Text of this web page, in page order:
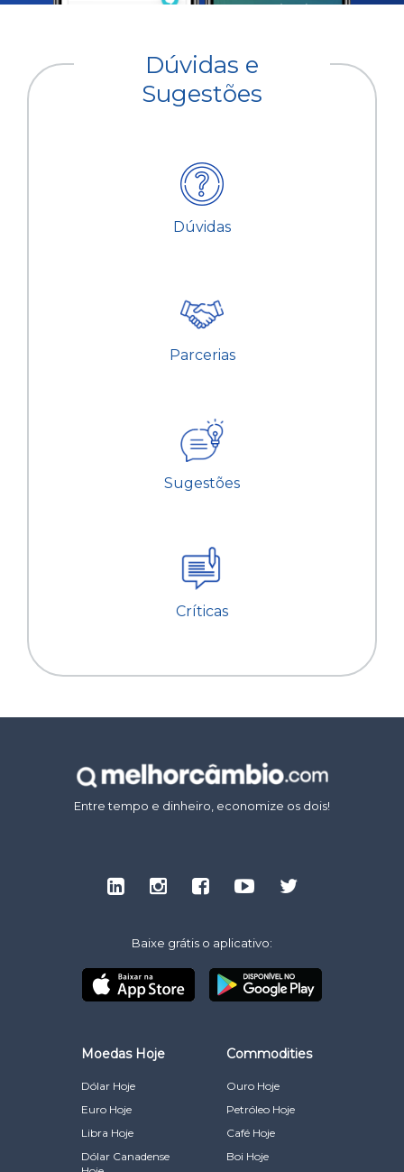
Dúvidas e
Sugestões
Dúvidas
Parcerias
Sugestões
Críticas
Entre tempo e dinheiro, economize os dois!
Baixe grátis o aplicativo:
Moedas Hoje
Dólar Hoje
Euro Hoje
Libra Hoje
Dólar Canadense
Commodities
Ouro Hoje
Petróleo Hoje
Café Hoje
Boi Hoje